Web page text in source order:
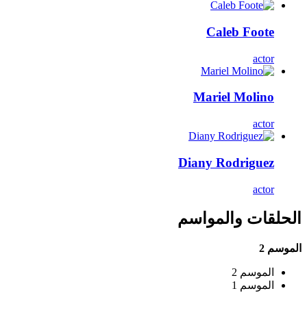
Caleb Foote
actor
Mariel Molino
actor
Diany Rodriguez
actor
الحلقات والمواسم
الموسم 2
الموسم 2
الموسم 1